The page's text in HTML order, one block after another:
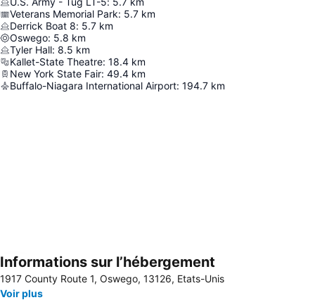
Veterans Memorial Park: 5.7 km
Derrick Boat 8: 5.7 km
Oswego: 5.8 km
Tyler Hall: 8.5 km
Kallet-State Theatre: 18.4 km
New York State Fair: 49.4 km
Buffalo-Niagara International Airport: 194.7 km
Agrandir la carte
Informations sur l’hébergement
1917 County Route 1, Oswego, 13126, Etats-Unis
Voir plus